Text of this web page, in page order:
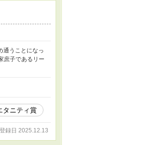
通うことになっ
庶子であるリー
タニティ賞
登録日 2025.12.13